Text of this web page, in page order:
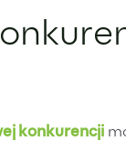
konkurencji